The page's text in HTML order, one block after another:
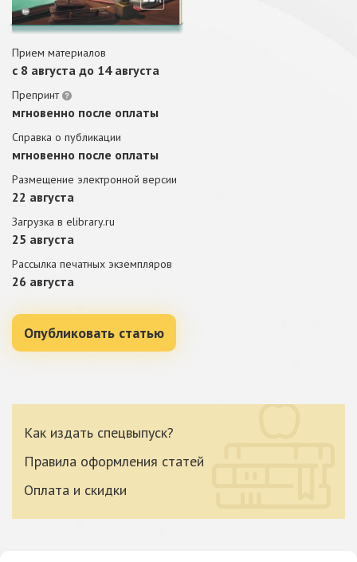
Прием материалов
c 8 августа до 14 августа
Препринт
мгновенно после оплаты
Справка о публикации
мгновенно после оплаты
Размещение электронной версии
22 августа
Загрузка в elibrary.ru
25 августа
Рассылка печатных экземпляров
26 августа
Опубликовать статью
Как издать спецвыпуск?
Правила оформления статей
Оплата и скидки